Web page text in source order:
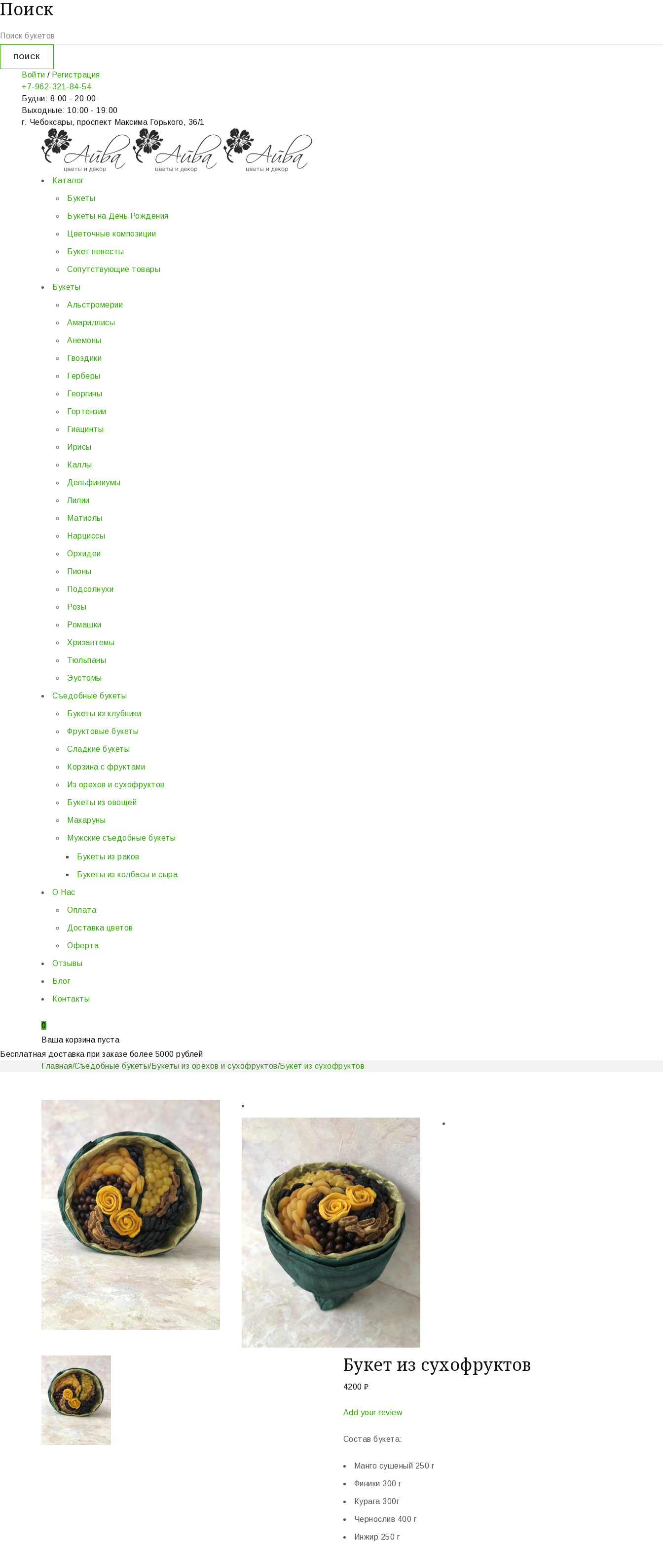
Поиск
Войти / Регистрация
+7-962-321-84-54
Будни: 8:00 - 20:00
Выходные: 10:00 - 19:00
г. Чебоксары, проспект Максима Горького, 36/1
Каталог
Букеты
Букеты на День Рождения
Цветочные композиции
Букет невесты
Сопутствующие товары
Букеты
Альстромерии
Амариллисы
Анемоны
Гвоздики
Герберы
Георгины
Гортензии
Гиацинты
Ирисы
Каллы
Дельфиниумы
Лилии
Матиолы
Нарциссы
Орхидеи
Пионы
Подсолнухи
Розы
Ромашки
Хризантемы
Тюльпаны
Эустомы
Съедобные букеты
Букеты из клубники
Фруктовые букеты
Сладкие букеты
Корзина с фруктами
Из орехов и сухофруктов
Букеты из овощей
Макаруны
Мужские съедобные букеты
Букеты из раков
Букеты из колбасы и сыра
О Нас
Оплата
Доставка цветов
Оферта
Отзывы
Блог
Контакты
0
Ваша корзина пуста
Бесплатная доставка при заказе более 5000 рублей
Главная/Съедобные букеты/Букеты из орехов и сухофруктов/Букет из сухофруктов
Букет из сухофруктов
4200₽
Add your review
Состав букета:
Манго сушеный 250 г
Финики 300 г
Курага 300г
Чернослив 400 г
Инжир 250 г